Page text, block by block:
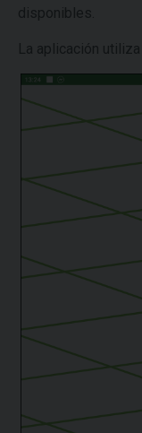
disponibles.
La aplicación utiliza